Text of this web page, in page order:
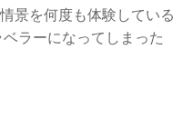
景を何度も体験している
ラーになってしまった